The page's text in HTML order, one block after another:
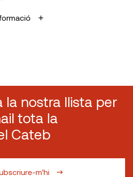
la nostra llista per
tota la
Cateb
m'hi